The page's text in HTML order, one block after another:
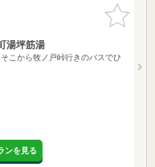
お気に入
りに追加
湯坪筋湯
こから牧ノ戸峠行きのバスでひ
ンを見る